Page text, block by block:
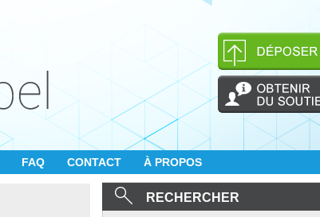
FAQ CONTACT À PROPOS
RECHERCHER